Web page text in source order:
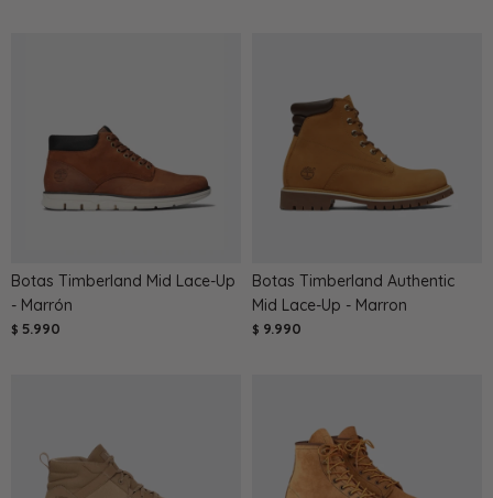
Botas Timberland Mid Lace-Up
- Marrón
$ 5.990
Botas Timberland Authentic
Mid Lace-Up - Marron
$ 9.990